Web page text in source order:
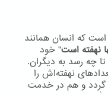
است که انسان همانند
نهفته است" خود
چه رسد به دیگران.
نهفته‌اش را
گردد و هم در خدمت